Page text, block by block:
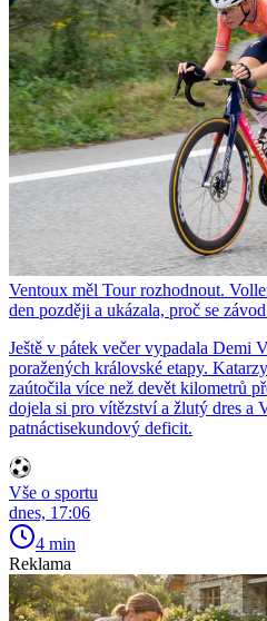
Ventoux měl Tour rozhodnout.
den později a ukázala, proč se
Ještě v pátek večer vypadala Demi
poražených královské etapy.
zaútočila více než devět kilometrů
dojela si pro vítězství a žlutý dres a
patnáctisekundový deficit.
Vše o sportu
dnes, 17:06
4 min
Reklama